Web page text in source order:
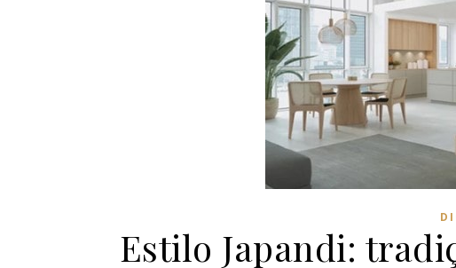
Estilo Japandi: